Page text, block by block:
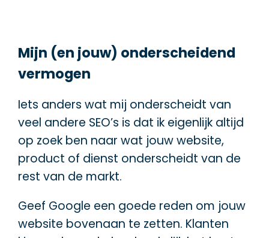
Mijn (en jouw) onderscheidend
vermogen
Iets anders wat mij onderscheidt van
veel andere SEO’s is dat ik eigenlijk altijd
op zoek ben naar wat jouw website,
product of dienst onderscheidt van de
rest van de markt.
Geef Google een goede reden om jouw
website bovenaan te zetten. Klanten